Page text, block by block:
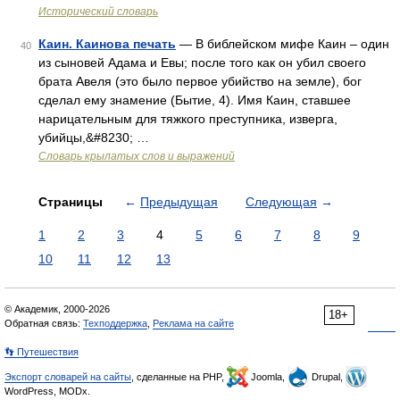
Исторический словарь
40 Каин. Каинова печать — В библейском мифе Каин – один
из сыновей Адама и Евы; после того как он убил своего
брата Авеля (это было первое убийство на земле), бог
сделал ему знамение (Бытие, 4). Имя Каин, ставшее
нарицательным для тяжкого преступника, изверга,
убийцы,&#8230; …
Словарь крылатых слов и выражений
Страницы ← Предыдущая Следующая →
1 2 3 4 5 6 7 8
9
10
11 12 13
18+
© Академик, 2000-2026
Обратная связь: Техподдержка Реклама на сайте
👣 Путешествия
Экспорт словарей на сайты , сделанные на PHP, Joomla,
Drupal,
WordPress, MODx.